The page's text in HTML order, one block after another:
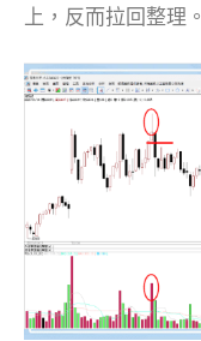
上，反而拉回整理。